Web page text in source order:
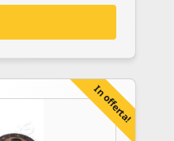
In offerta!